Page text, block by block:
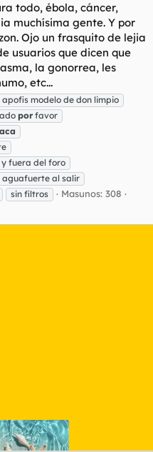
todo, ébola, cáncer,
muchísima gente. Y por
Ojo un frasquito de lejia
usuarios que dicen que
la gonorrea, les
etc...
apofis modelo de don limpio
por favor
fuera del foro
aguafuerte al salir
sin filtros
Masunos: 308